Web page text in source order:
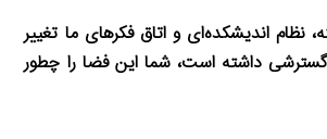
نظام اندیشکده‌ای و اتاق فکرهای ما تغییر
داشته است، شما این فضا را چطور